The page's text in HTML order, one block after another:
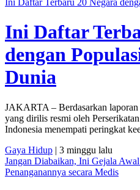
Ini Daftar
dengan
Dunia
JAKARTA – Berdasarkan laporan
yang dirilis resmi oleh
Indonesia menempati peringkat
Gaya Hidup | 3 minggu lalu
Jangan Diabaikan, Ini Gejala
Penanganannya secara Medis